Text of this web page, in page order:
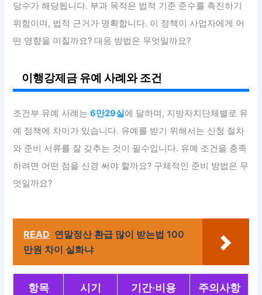
당수가 해당됩니다. 부과 목적은 법적 기준 준수를 촉진하기
위함이며, 법적 근거가 명확합니다. 이 정책이 사업자에게 어
떤 영향을 미칠까요? 대응 방법은 무엇일까요?
이행강제금 유예 사례와 조건
조건부 유예 사례는6만29실에 달하며, 지방자치단체별로 유
예 정책에 차이가 있습니다. 유예를 받기 위해서는 신청 절차
와 준비 서류를 잘 갖추는 것이 필수입니다. 유예 조건을 충족
하려면 어떤 점을 신경 써야 할까요? 구체적인 준비 방법은 무
엇일까요?
READ 연말정산 환급 많이 받는법 100
만원 차이 실화냐
항목 시기 기간·비용 주의사항